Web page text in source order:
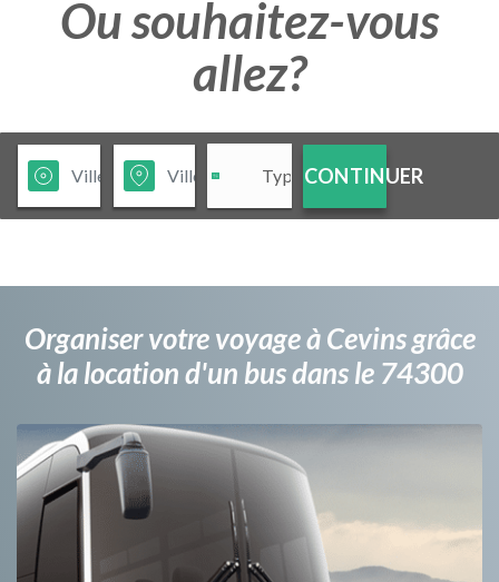
Ou souhaitez-vous
allez?
CONTINUER
Organiser votre voyage à Cevins grâce
à la location d'un bus dans le 74300